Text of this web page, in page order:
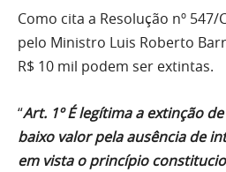
Como cita a Resolução nº 547/
pelo Ministro Luis Roberto
R$ 10 mil podem ser extintas.
“Art. 1º É legítima a extinção
baixo valor pela ausência de
em vista o princípio